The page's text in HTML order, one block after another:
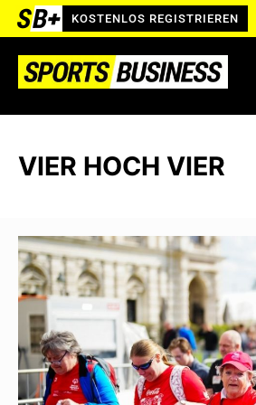
KOSTENLOS REGISTRIEREN
VIER HOCH VIER